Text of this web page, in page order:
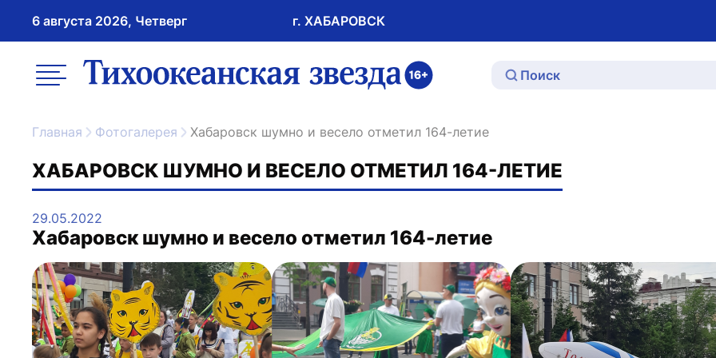
6 августа 2026, Четверг г. ХАБАРОВСК
меню ссылка на главную
Главная Фотогалерея Хабаровск шумно и весело отметил 164-летие
ХАБАРОВСК ШУМНО И ВЕСЕЛО ОТМЕТИЛ 164-ЛЕТИЕ
29.05.2022
Хабаровск шумно и весело отметил 164-летие